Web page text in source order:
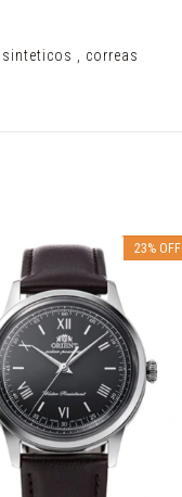
, correas
23% OFF